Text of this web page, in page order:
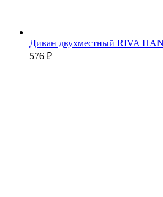
Диван двухместный RIVA
576 ₽